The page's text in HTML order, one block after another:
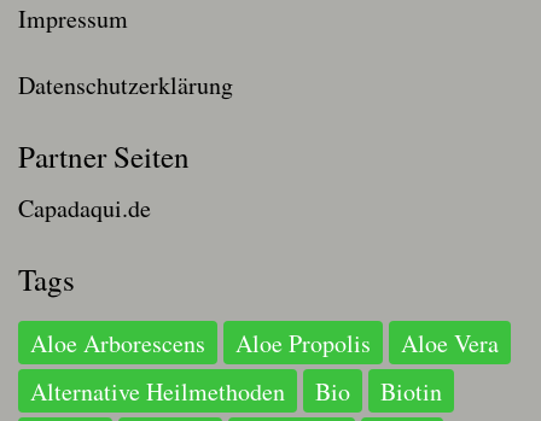
Impressum
Datenschutzerklärung
Partner Seiten
Capadaqui.de
Tags
Aloe Arborescens Aloe Propolis
Aloe Vera
Alternative Heilmethoden
Bio
Biotin